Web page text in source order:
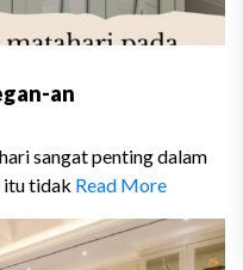
an
sangat penting dalam
itu tidak Read More